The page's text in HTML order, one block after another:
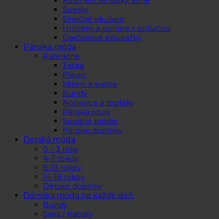
Šperky
Slnečné okuliare
Hrnčeky a poháre s potlačou
Darčekové poukážky
Pánska móda
Kategórie
Tričká
Plavky
Mikiny a svetre
Bundy
Nohavice a tepláky
Pánska obuv
Spodné prádlo
Pánske doplnky
Detská móda
0 – 3 roky
4-7 rokov
8-13 rokov
14-18 rokov
Detské doplnky
Dámska móda na každý deň
Bundy
Saká / Kabáty